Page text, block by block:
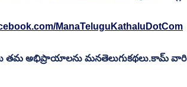
ManaTeluguKathaluDotCom
తమ అభిప్రాయాలను మనతెలుగుకథలు.కామ్ వారి